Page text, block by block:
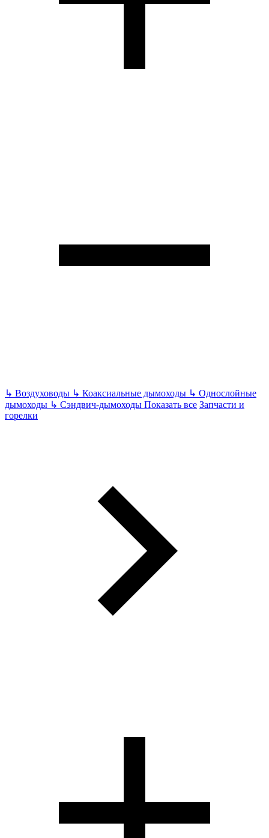
↳ Воздуховоды ↳ Коаксиальные дымоходы ↳ Однослойные
дымоходы ↳ Сэндвич-дымоходы Показать все Запчасти и
горелки